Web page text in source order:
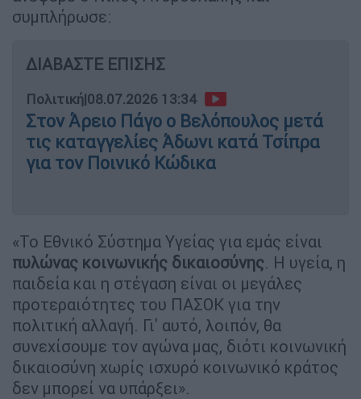
συμπλήρωσε:
ΔΙΑΒΑΣΤΕ ΕΠΙΣΗΣ
Πολιτική|08.07.2026 13:34
Στον Άρειο Πάγο ο Βελόπουλος μετά
τις καταγγελίες Άδωνι κατά Τσίπρα
για τον Ποινικό Κώδικα
«Το Εθνικό Σύστημα Υγείας για εμάς είναι
πυλώνας κοινωνικής δικαιοσύνης. Η υγεία, η
παιδεία και η στέγαση είναι οι μεγάλες
προτεραιότητες του ΠΑΣΟΚ για την
πολιτική αλλαγή. Γι' αυτό, λοιπόν, θα
συνεχίσουμε τον αγώνα μας, διότι κοινωνική
δικαιοσύνη χωρίς ισχυρό κοινωνικό κράτος
δεν μπορεί να υπάρξει».